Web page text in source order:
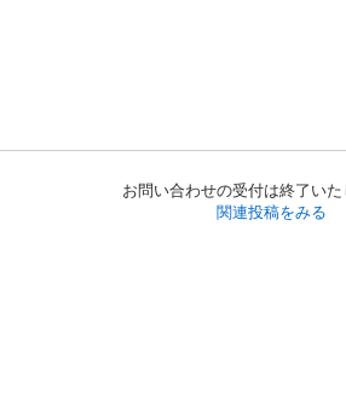
お問い合わせの受付は終了いた
関連投稿をみる